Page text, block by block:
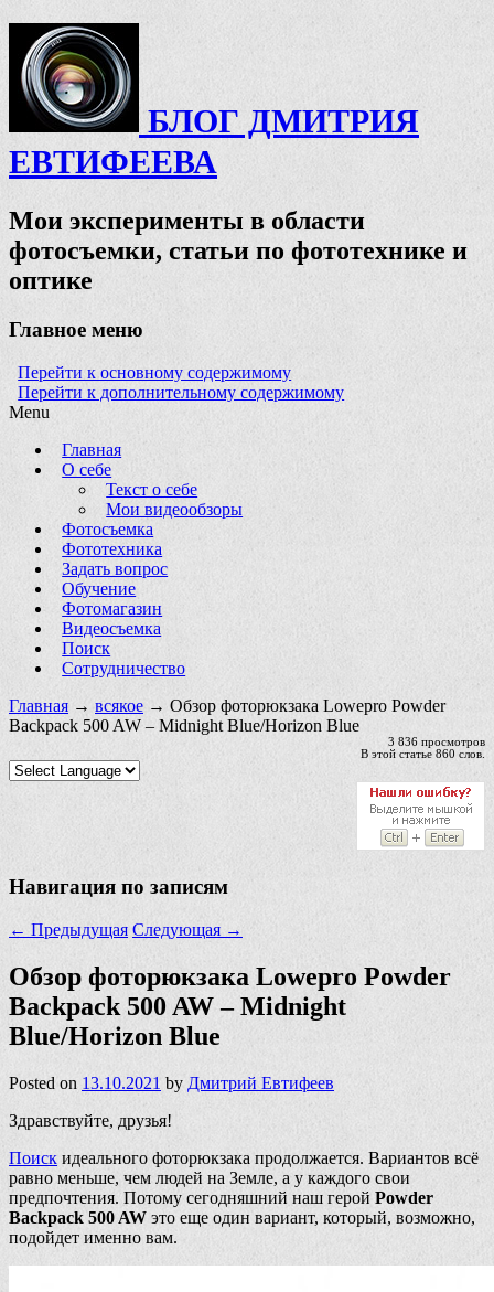
БЛОГ ДМИТРИЯ
ЕВТИФЕЕВА
Мои эксперименты в области
фотосъемки, статьи по фототехнике и
оптике
Главное меню
Перейти к основному содержимому
Перейти к дополнительному содержимому
Menu
Главная
О себе
Текст о себе
Мои видеообзоры
Фотосъемка
Фототехника
Задать вопрос
Обучение
Фотомагазин
Видеосъемка
Поиск
Сотрудничество
Главная → всякое → Обзор фоторюкзака Lowepro Powder
Backpack 500 AW – Midnight Blue/Horizon Blue
3 836 просмотров
В этой статье 860 слов.
Навигация по записям
← Предыдущая Следующая →
Обзор фоторюкзака Lowepro Powder
Backpack 500 AW – Midnight
Blue/Horizon Blue
Posted on 13.10.2021 by Дмитрий Евтифеев
Здравствуйте, друзья!
Поиск идеального фоторюкзака продолжается. Вариантов всё
равно меньше, чем людей на Земле, а у каждого свои
предпочтения. Потому сегодняшний наш герой Powder
Backpack 500 AW это еще один вариант, который, возможно,
подойдет именно вам.